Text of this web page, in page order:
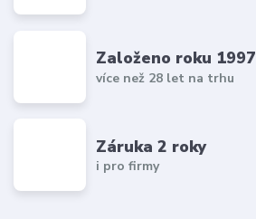
Založeno roku 1997
více než 28 let na trhu
Záruka 2 roky
i pro firmy